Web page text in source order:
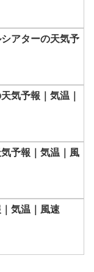
アターの天気予
気予報｜気温｜
予報｜気温｜風
気温｜風速